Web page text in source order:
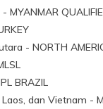
MYANMAR
- NORTH
BRAZIL
dan Vietnam -